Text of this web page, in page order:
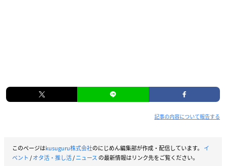
記事の内容について報告する
このページはkusuguru株式会社のにじめん編集部が作成・配信しています。 イ
ベント /オタ活・推し活/ニュース の最新情報はリンク先をご覧ください。